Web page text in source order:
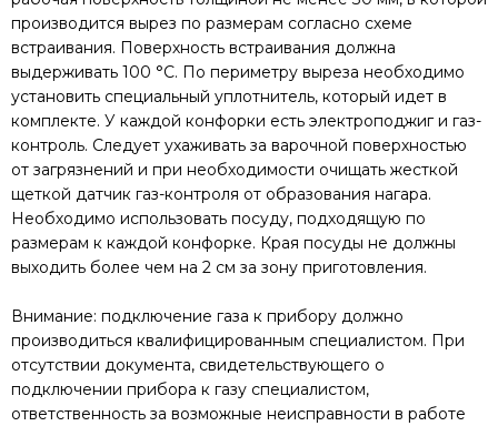
производится вырез по размерам согласно схеме
встраивания. Поверхность встраивания должна
выдерживать 100 °C. По периметру выреза необходимо
установить специальный уплотнитель, который идет в
комплекте. У каждой конфорки есть электроподжиг и газ-
контроль. Следует ухаживать за варочной поверхностью
от загрязнений и при необходимости очищать жесткой
щеткой датчик газ-контроля от образования нагара.
Необходимо использовать посуду, подходящую по
размерам к каждой конфорке. Края посуды не должны
выходить более чем на 2 см за зону приготовления.
Внимание: подключение газа к прибору должно
производиться квалифицированным специалистом. При
отсутствии документа, свидетельствующего о
подключении прибора к газу специалистом,
ответственность за возможные неисправности в работе